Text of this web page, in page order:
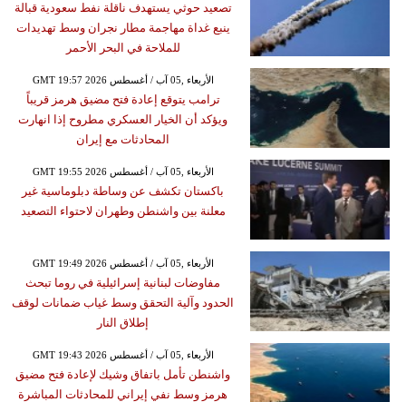
تصعيد حوثي يستهدف ناقلة نفط سعودية قبالة
ينبع غداة مهاجمة مطار نجران وسط تهديدات
للملاحة في البحر الأحمر
GMT 19:57 2026 الأربعاء ,05 آب / أغسطس
ترامب يتوقع إعادة فتح مضيق هرمز قريباً
ويؤكد أن الخيار العسكري مطروح إذا انهارت
المحادثات مع إيران
GMT 19:55 2026 الأربعاء ,05 آب / أغسطس
باكستان تكشف عن وساطة دبلوماسية غير
معلنة بين واشنطن وطهران لاحتواء التصعيد
GMT 19:49 2026 الأربعاء ,05 آب / أغسطس
مفاوضات لبنانية إسرائيلية في روما تبحث
الحدود وآلية التحقق وسط غياب ضمانات لوقف
إطلاق النار
GMT 19:43 2026 الأربعاء ,05 آب / أغسطس
واشنطن تأمل باتفاق وشيك لإعادة فتح مضيق
هرمز وسط نفي إيراني للمحادثات المباشرة